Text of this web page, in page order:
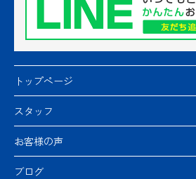
トップページ
スタッフ
お客様の声
ブログ